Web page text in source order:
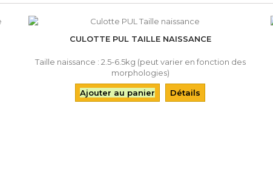
CULOTTE PUL TAILLE NAISSANCE
Taille naissance : 2.5-6.5kg (peut varier en fonction des
morphologies)
Ajouter au panier Détails